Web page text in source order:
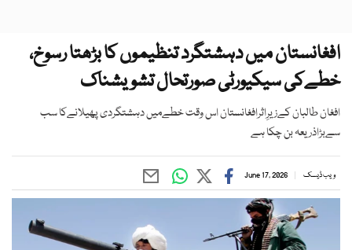
افغانستان میں دہشتگرد تنظیموں کا بڑھتا رسوخ،
خطےکی سیکیورٹی صورتحال تشویشناک
افغان طالبان کےزیرِاثرافغانستان اس وقت خطےمیں دہشتگردی پھیلانےکا سب
سےبڑاذریعہ بن چکا ہے
ویب ڈیسک June 17, 2026